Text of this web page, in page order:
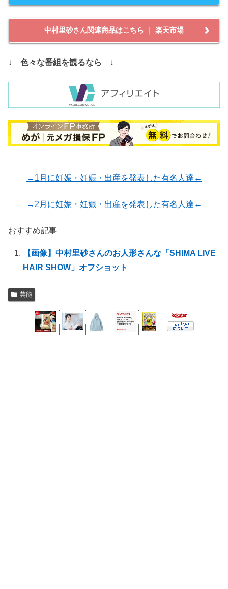
中村里砂さん関連商品はこちら ｜ 楽天市場
↓ 色々な番組を観るなら ↓
→1月に妊娠・妊娠・出産を発表した有名人達←
→2月に妊娠・妊娠・出産を発表した有名人達←
おすすめ記事
【画像】中村里砂さんのお人形さんな「SHIMA LIVE
HAIR SHOW」オフショット
芸能